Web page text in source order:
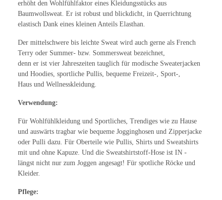
erhöht den Wohlfühlfaktor eines Kleidungsstücks aus
Baumwollsweat. Er ist robust und blickdicht, in Querrichtung
elastisch Dank eines kleinen Anteils Elasthan.
Der mittelschwere bis leichte Sweat wird auch gerne als French
Terry oder Summer- bzw. Sommersweat bezeichnet,
denn er ist vier Jahreszeiten tauglich für modische Sweaterjacken
und Hoodies, sportliche Pullis, bequeme Freizeit-, Sport-,
Haus und Wellnesskleidung.
Verwendung:
Für Wohlfühlkleidung und Sportliches, Trendiges wie zu Hause
und auswärts tragbar wie bequeme Jogginghosen und Zipperjacke
oder Pulli dazu. Für Oberteile wie Pullis, Shirts und Sweatshirts
mit und ohne Kapuze. Und die Sweatshirtstoff-Hose ist IN -
längst nicht nur zum Joggen angesagt! Für spotliche Röcke und
Kleider.
Pflege: